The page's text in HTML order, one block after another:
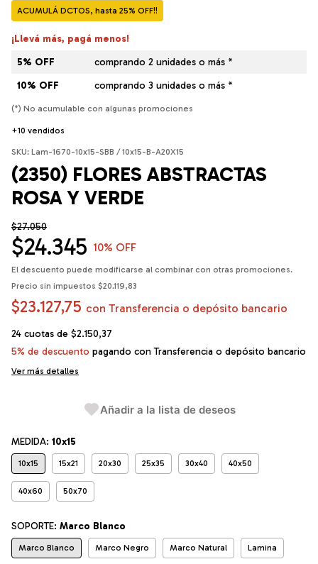
ACUMULÁ DCTOS, hasta 25% OFF!!
¡Llevá más, pagá menos!
5% OFF
comprando 2 unidades o más *
10% OFF
comprando 3 unidades o más *
(*) No acumulable con algunas promociones
+10 vendidos
SKU: Lam-1670-10x15-SBB / 10x15-B-A20X15
(2350) FLORES ABSTRACTAS
ROSA Y VERDE
$27.050
$24.345 10% OFF
El descuento puede modificarse al combinar con otras promociones.
Precio sin impuestos $20.119,83
$23.127,75 con Transferencia o depósito bancario
24 cuotas de $2.150,37
5% de descuento pagando con Transferencia o depósito bancario
Ver más detalles
Añadir a la lista de deseos
MEDIDA: 10x15
10x15 15x21 20x30 25x35 30x40 40x50
40x60 50x70
SOPORTE: Marco Blanco
Marco Blanco Marco Negro Marco Natural Lamina